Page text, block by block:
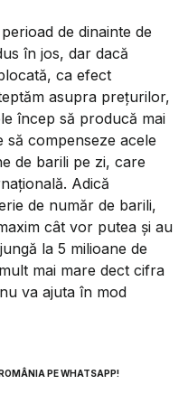
de dinainte de
în jos, dar dacă
ca efect
asupra prețurilor,
încep să producă mai
să compenseze acele
de barili pe zi, care
Adică
de număr de barili,
cât vor putea și au
la 5 milioane de
mai mare dect cifra
va ajuta în mod
PE WHATSAPP!